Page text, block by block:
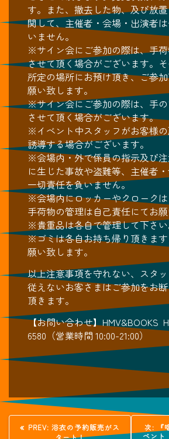
す。また、撤去した物、及び放
関して、主催者・会場・出演者
いません。
※サイン会にご参加の際は、手
させて頂く場合がございます。そ
所定の場所にお預け頂き、ご参
願い致します。
※サイン会にご参加の際は、手
させて頂く場合がございます。
※イベント中スタッフがお客様
誘導する場合がございます。
※会場内・外で係員の指示及び
に生じた事故や盗難等、主催者
一切責任を負いません。
※会場内にロッカーやクロークは
手荷物の管理は自己責任にてお
※貴重品は各自で管理して下さい
※ゴミは各自お持ち帰り頂きま
願い致します。
以上注意事項を守れない、スタ
従えないお客さまはご参加をお
頂きます。
【お問い合わせ】HMV&BOOKS
6580（営業時間 10:00-21:00）
投PREV: 過
去
浴衣の予約販売がス
タート！
次:
次
の
ベント